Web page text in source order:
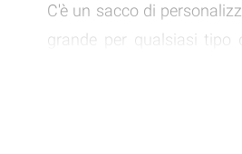
C'è un sacco di
grande per qualsiasi tipo